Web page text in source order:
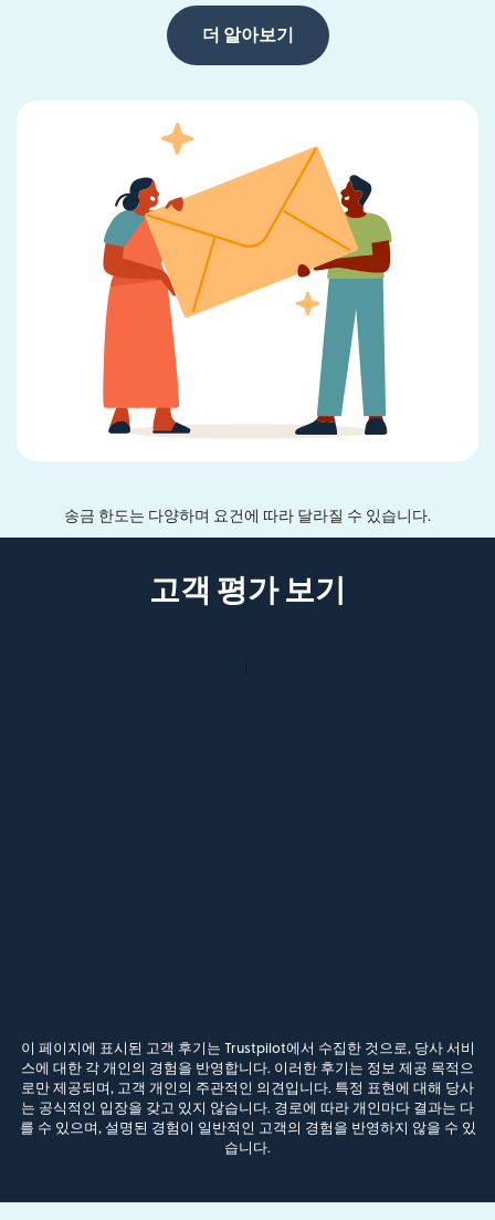
더 알아보기
송금 한도는 다양하며 요건에 따라 달라질 수 있습니다.
고객 평가 보기
이 페이지에 표시된 고객 후기는 Trustpilot에서 수집한 것으로, 당사 서비
스에 대한 각 개인의 경험을 반영합니다. 이러한 후기는 정보 제공 목적으
로만 제공되며, 고객 개인의 주관적인 의견입니다. 특정 표현에 대해 당사
는 공식적인 입장을 갖고 있지 않습니다. 경로에 따라 개인마다 결과는 다
를 수 있으며, 설명된 경험이 일반적인 고객의 경험을 반영하지 않을 수 있
습니다.